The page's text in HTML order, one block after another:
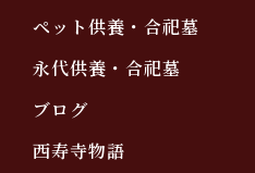
ペット供養・合祀墓
永代供養・合祀墓
ブログ
西寿寺物語